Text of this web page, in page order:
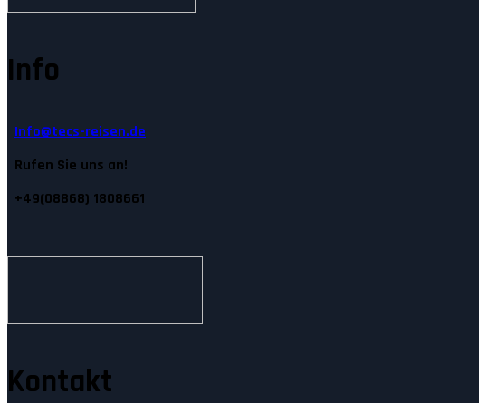
Info
Info@tecs-reisen.de
Rufen Sie uns an!
+49(08868) 1808661
Kontakt